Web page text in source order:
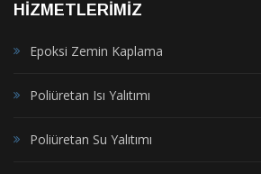
HIZMETLERIMIZ
Epoksi Zemin Kaplama
Poliüretan Isı Yalıtımı
Poliüretan Su Yalıtımı